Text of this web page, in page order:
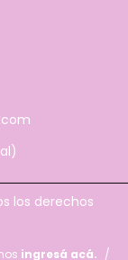
los derechos
ingresá acá. /